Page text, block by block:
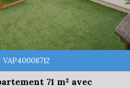
VAP40008712
71 m² avec